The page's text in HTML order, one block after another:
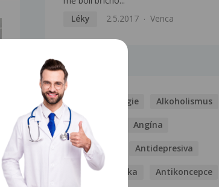
Léky
2.5.2017 Venca
NEMOCI
Alergie Alkoholismus
Analgetika Angína
Antibiotika Antidepresiva
Antihistaminika Antikoncepce